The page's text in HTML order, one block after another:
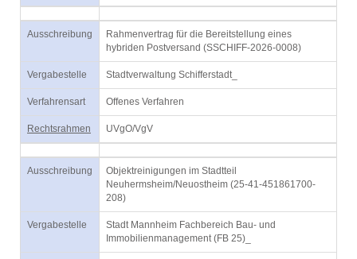
Ausschreibung
Rahmenvertrag für die Bereitstellung eines
hybriden Postversand (SSCHIFF-2026-0008)
Vergabestelle Stadtverwaltung Schifferstadt_
Verfahrensart Offenes Verfahren
Rechtsrahmen UVgO/VgV
Ausschreibung
Objektreinigungen im Stadtteil
Neuhermsheim/Neuostheim (25-41-451861700-
208)
Vergabestelle
Stadt Mannheim Fachbereich Bau- und
Immobilienmanagement (FB 25)_